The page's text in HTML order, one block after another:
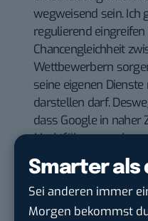
Smarter als
Sei anderen immer
Morgen bekommst
wegweisend sein. Ich
regulierend
Chancengleichheit
Wettbewerbern
seine eigenen
darstellen darf.
dass Google in
Marktführer werden
Nur die besten
überleben
Dennoch zeigt ihre